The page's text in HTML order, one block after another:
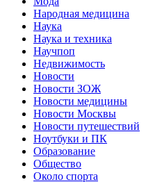
Народная медицина
Наука
Наука и техника
Научпоп
Недвижимость
Новости
Новости ЗОЖ
Новости медицины
Новости Москвы
Новости путешествий
Ноутбуки и ПК
Образование
Общество
Около спорта